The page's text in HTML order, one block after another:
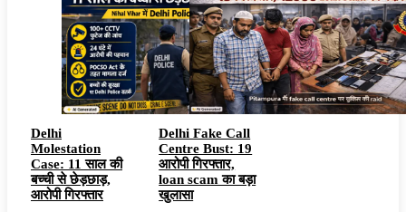
Delhi
Molestation
Case: 11 साल की
बच्ची से छेड़छाड़,
आरोपी गिरफ्तार
Delhi Fake Call
Centre Bust: 19
आरोपी गिरफ्तार,
loan scam का बड़ा
खुलासा